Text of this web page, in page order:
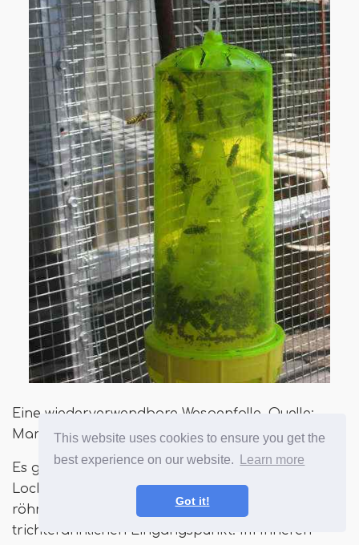
This website uses cookies to ensure you get the
best experience on our website.
Learn more
Got it!
Eine wiederverwendbare Wespenfalle. Quelle:
Maryellen und Paul
Es gibt eine Vielzahl von wiederverwendbaren
Lock -Fallen. Die meisten bestehen aus einem
röhrenförmigen, klaren Äußeren mit einem
trichterähnlichen Eingangspunkt. Im Inneren